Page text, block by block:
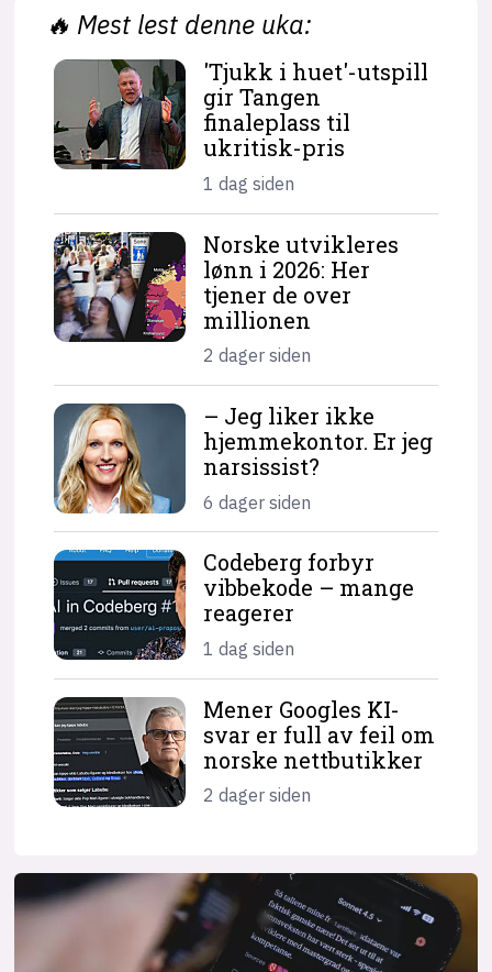
🔥 Mest lest denne uka:
'Tjukk i huet'-utspill
gir Tangen
finaleplass til
ukritisk-pris
1 dag siden
Norske utvikleres
lønn i 2026: Her
tjener de over
millionen
2 dager siden
– Jeg liker ikke
hjemme­kontor. Er jeg
narsissist?
6 dager siden
Codeberg forbyr
vibbekode – mange
reagerer
1 dag siden
Mener Googles KI-
svar er full av feil om
norske nettbutikker
2 dager siden